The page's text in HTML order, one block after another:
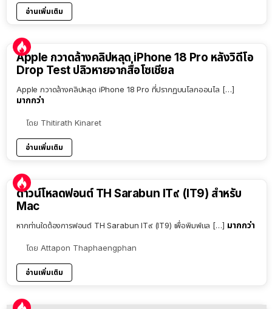
อ่านเพิ่มเติม
Apple กวาดล้างคลิปหลุด iPhone 18 Pro หลังวิดีโอ
Drop Test ปลิวหายจากสื่อโซเชียล
Apple กวาดล้างคลิปหลุด iPhone 18 Pro ที่ปรากฏบนโลกออนไล […]
มากกว่า
โดย Thitirath Kinaret
อ่านเพิ่มเติม
ดาวน์โหลดฟอนต์ TH Sarabun IT๙ (IT9) สำหรับ
Mac
หากท่านใดต้องการฟอนต์ TH Sarabun IT๙ (IT9) เพื่อพิมพ์แล […] มากกว่า
โดย Attapon Thaphaengphan
อ่านเพิ่มเติม